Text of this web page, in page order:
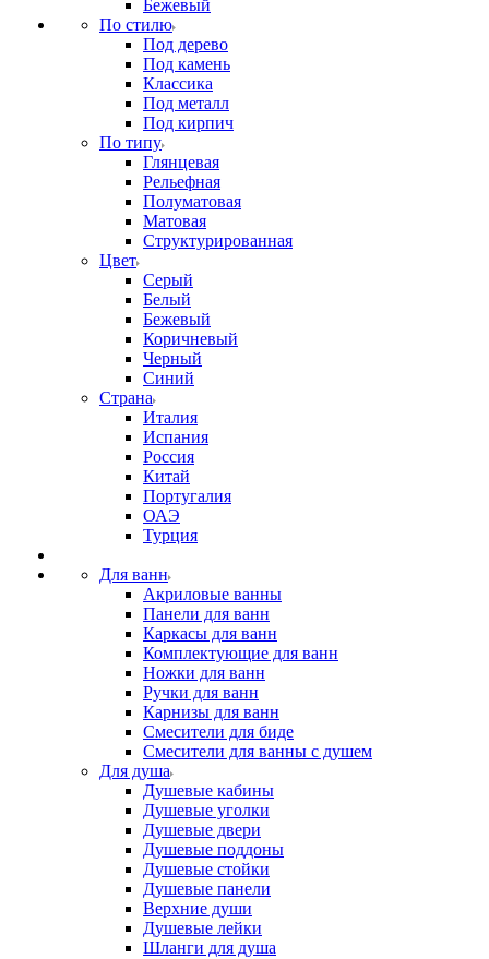
Бежевый
По стилю
Под дерево
Под камень
Классика
Под металл
Под кирпич
По типу
Глянцевая
Рельефная
Полуматовая
Матовая
Структурированная
Цвет
Серый
Белый
Бежевый
Коричневый
Черный
Синий
Страна
Италия
Испания
Россия
Китай
Португалия
ОАЭ
Турция
Для ванн
Акриловые ванны
Панели для ванн
Каркасы для ванн
Комплектующие для ванн
Ножки для ванн
Ручки для ванн
Карнизы для ванн
Смесители для биде
Смесители для ванны с душем
Для душа
Душевые кабины
Душевые уголки
Душевые двери
Душевые поддоны
Душевые стойки
Душевые панели
Верхние души
Душевые лейки
Шланги для душа